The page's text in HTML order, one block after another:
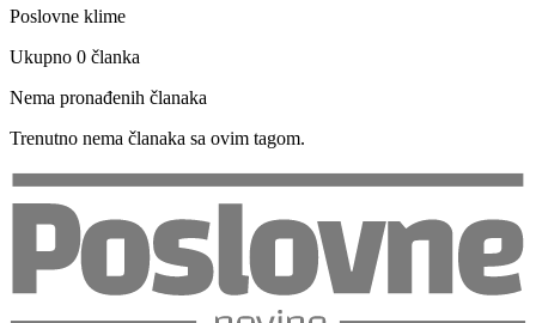
Poslovne klime
Ukupno 0 članka
Nema pronađenih članaka
Trenutno nema članaka sa ovim tagom.